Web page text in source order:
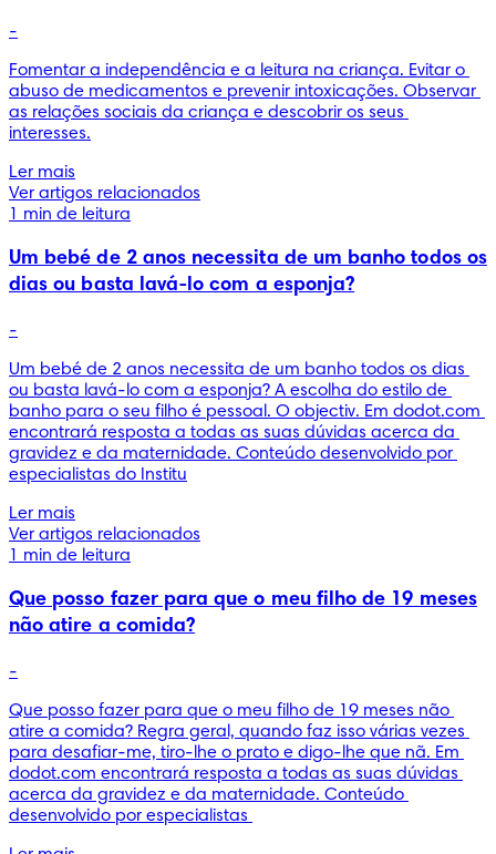
-
Fomentar a independência e a leitura na criança. Evitar o
abuso de medicamentos e prevenir intoxicações. Observar
as relações sociais da criança e descobrir os seus
interesses.
Ler mais
Ver artigos relacionados
1 min de leitura
Um bebé de 2 anos necessita de um banho todos os
dias ou basta lavá-lo com a esponja?
-
Um bebé de 2 anos necessita de um banho todos os dias
ou basta lavá-lo com a esponja? A escolha do estilo de
banho para o seu filho é pessoal. O objectiv. Em dodot.com
encontrará resposta a todas as suas dúvidas acerca da
gravidez e da maternidade. Conteúdo desenvolvido por
especialistas do Institu
Ler mais
Ver artigos relacionados
1 min de leitura
Que posso fazer para que o meu filho de 19 meses
não atire a comida?
-
Que posso fazer para que o meu filho de 19 meses não
atire a comida? Regra geral, quando faz isso várias vezes
para desafiar-me, tiro-lhe o prato e digo-lhe que nã. Em
dodot.com encontrará resposta a todas as suas dúvidas
acerca da gravidez e da maternidade. Conteúdo
desenvolvido por especialistas